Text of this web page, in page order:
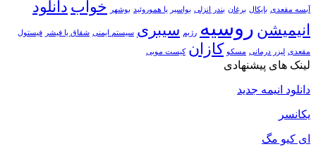
آبسه مقعدی بایکال برغان بندر انزلی بواسیر یا هموروئید بوشهر خواب دانلود
انیمیشن روسیه رژیم سیبری سیستم ایمنی شقاق یا فیشر فیستول
مقعدی لیزر درمانی مسکو کازان کیست مویی
لینک های پیشنهادی
دانلود انیمه جدید
یکانسر
ای کیو مگ